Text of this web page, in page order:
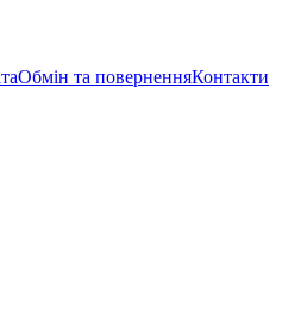
Обмін та поверненняКонтакти